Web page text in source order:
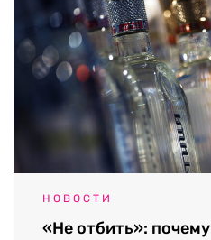
НОВОСТИ
«Не отбить»: